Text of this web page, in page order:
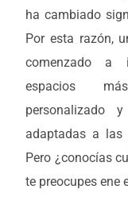
ha cambiado
Por esta razón,
comenzado a
espacios
personalizado
adaptadas a las
Pero ¿conocías
te preocupes ene